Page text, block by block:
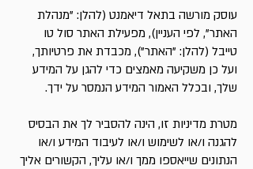
עוסק מורשה בתאל דיאמנט (להלן: "מנהלת
האתר", לפי העניין), מפעילת האתר סול טו
טייבל (להלן: "האתר"), מכבדת את פרטיותך,
ועל כן משקיעה מאמצים כדי להגן על המידע
שלך, ובכלל האמור המידע הנמסר על ידך.
מטרת מדיניות זו, הינה להסביר לך את הבסיס
להגנה ו/או לשימוש ו/או לעיבוד המידע ו/או
הנתונים שייאספו ממך ו/או עליך, הקשורים אליך